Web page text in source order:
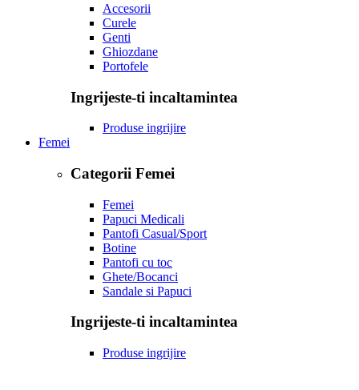
Accesorii
Curele
Genti
Ghiozdane
Portofele
Ingrijeste-ti incaltamintea
Produse ingrijire
Femei
Categorii Femei
Femei
Papuci Medicali
Pantofi Casual/Sport
Botine
Pantofi cu toc
Ghete/Bocanci
Sandale si Papuci
Ingrijeste-ti incaltamintea
Produse ingrijire